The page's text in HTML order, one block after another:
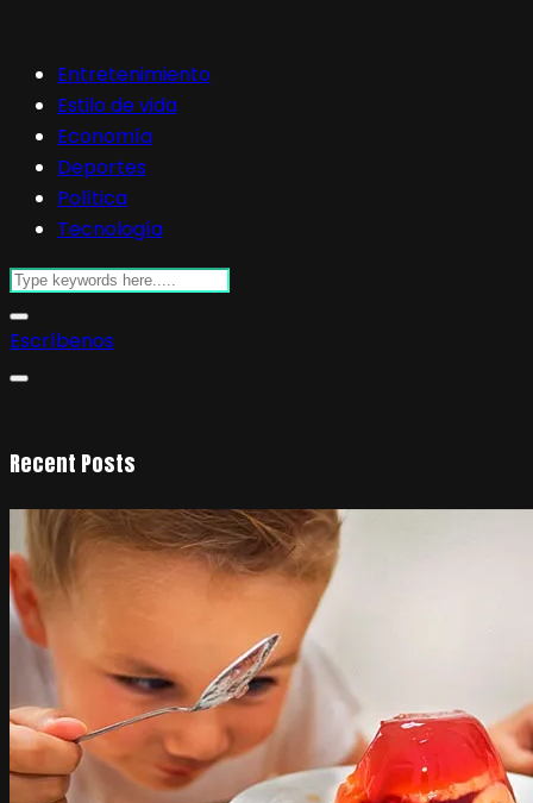
Entretenimiento
Estilo de vida
Economía
Deportes
Política
Tecnología
Escríbenos
Recent Posts